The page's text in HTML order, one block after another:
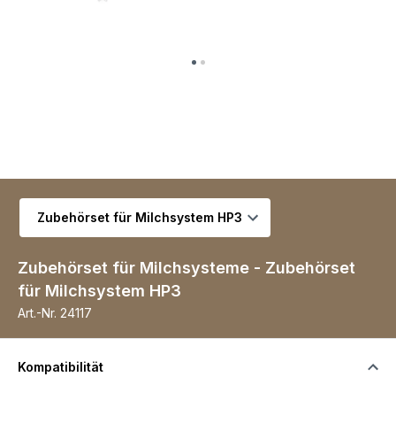
Variante wählen
Zubehörset für Milchsysteme - Zubehörset
für Milchsystem HP3
Art.-Nr. 24117
Kompatibilität